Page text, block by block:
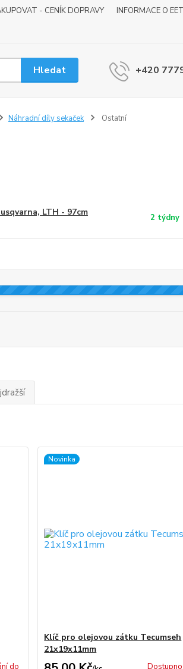
- CENÍK DOPRAVY
INFORMACE O EET
Hledat +420
Náhradní díly sekaček Ostatní
LTH - 97cm 2 týdny
do
Novinka
Klíč pro olejovou zátku Tecumseh
21x19x11mm